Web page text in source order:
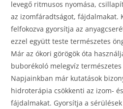
levegő ritmusos nyomása,
az izomfáradtságot, fájdalmakat.
felfokozva gyorsítja az
ezzel együtt teste természetes
Már az ókori görögök óta
buborékoló melegvíz
Napjainkban már kutatások
hidroterápia csökkenti az izom-
fájdalmakat. Gyorsítja a